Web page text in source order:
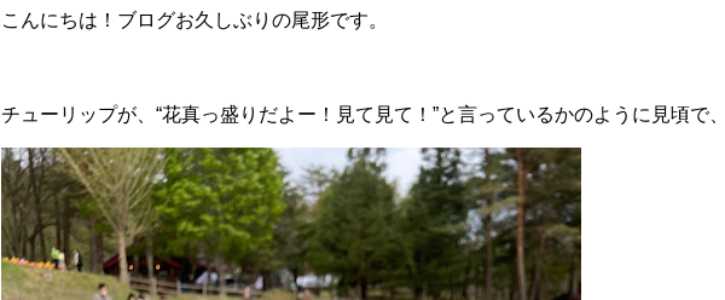
こんにちは！ブログお久しぶりの尾形です。
チューリップが、“花真っ盛りだよー！見て見て！”と言っているかのように見頃